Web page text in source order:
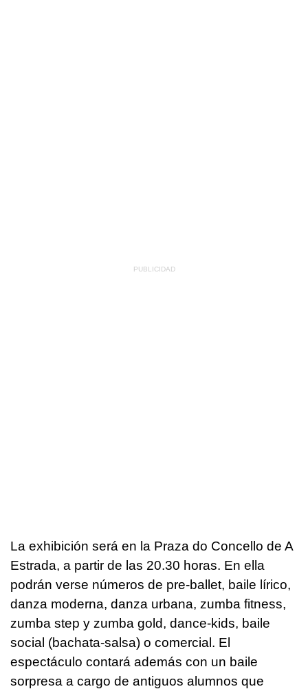
La exhibición será en la Praza do Concello de A
Estrada, a partir de las 20.30 horas. En ella
podrán verse números de pre-ballet, baile lírico,
danza moderna, danza urbana, zumba fitness,
zumba step y zumba gold, dance-kids, baile
social (bachata-salsa) o comercial. El
espectáculo contará además con un baile
sorpresa a cargo de antiguos alumnos que